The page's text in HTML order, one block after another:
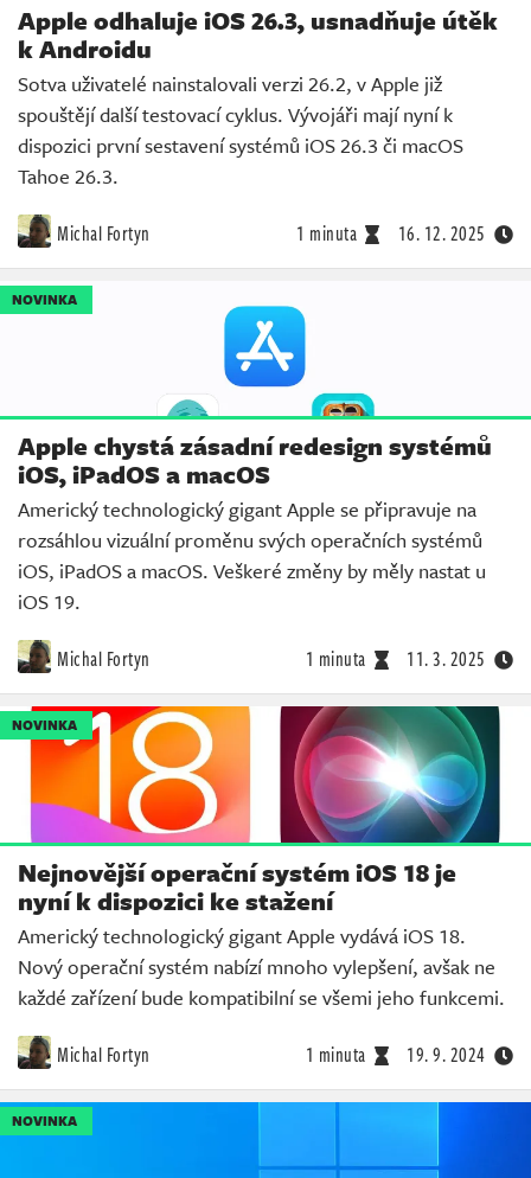
Apple odhaluje iOS 26.3, usnadňuje útěk
k Androidu
Sotva uživatelé nainstalovali verzi 26.2, v Apple již
spouštějí další testovací cyklus. Vývojáři mají nyní k
dispozici první sestavení systémů iOS 26.3 či macOS
Tahoe 26.3.
Michal Fortyn 1 minuta 16. 12. 2025
NOVINKA
Apple chystá zásadní redesign systémů
iOS, iPadOS a macOS
Americký technologický gigant Apple se připravuje na
rozsáhlou vizuální proměnu svých operačních systémů
iOS, iPadOS a macOS. Veškeré změny by měly nastat u
iOS 19.
Michal Fortyn 1 minuta 11. 3. 2025
NOVINKA
Nejnovější operační systém iOS 18 je
nyní k dispozici ke stažení
Americký technologický gigant Apple vydává iOS 18.
Nový operační systém nabízí mnoho vylepšení, avšak ne
každé zařízení bude kompatibilní se všemi jeho funkcemi.
Michal Fortyn 1 minuta 19. 9. 2024
NOVINKA